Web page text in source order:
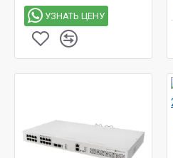
УЗНАТЬ ЦЕНУ